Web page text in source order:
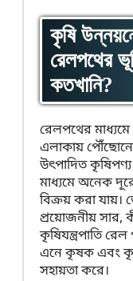
কৃষি
রেলপথের
কতখানি?
রেলপথের
এলাকায়
উৎপাদিত
মাধ্যমে অনেক
বিক্রয় করা যায়।
প্রয়োজনীয় সার,
কৃষিযন্ত্রপাতি
এনে কৃষক এবং
সহায়তা করে।